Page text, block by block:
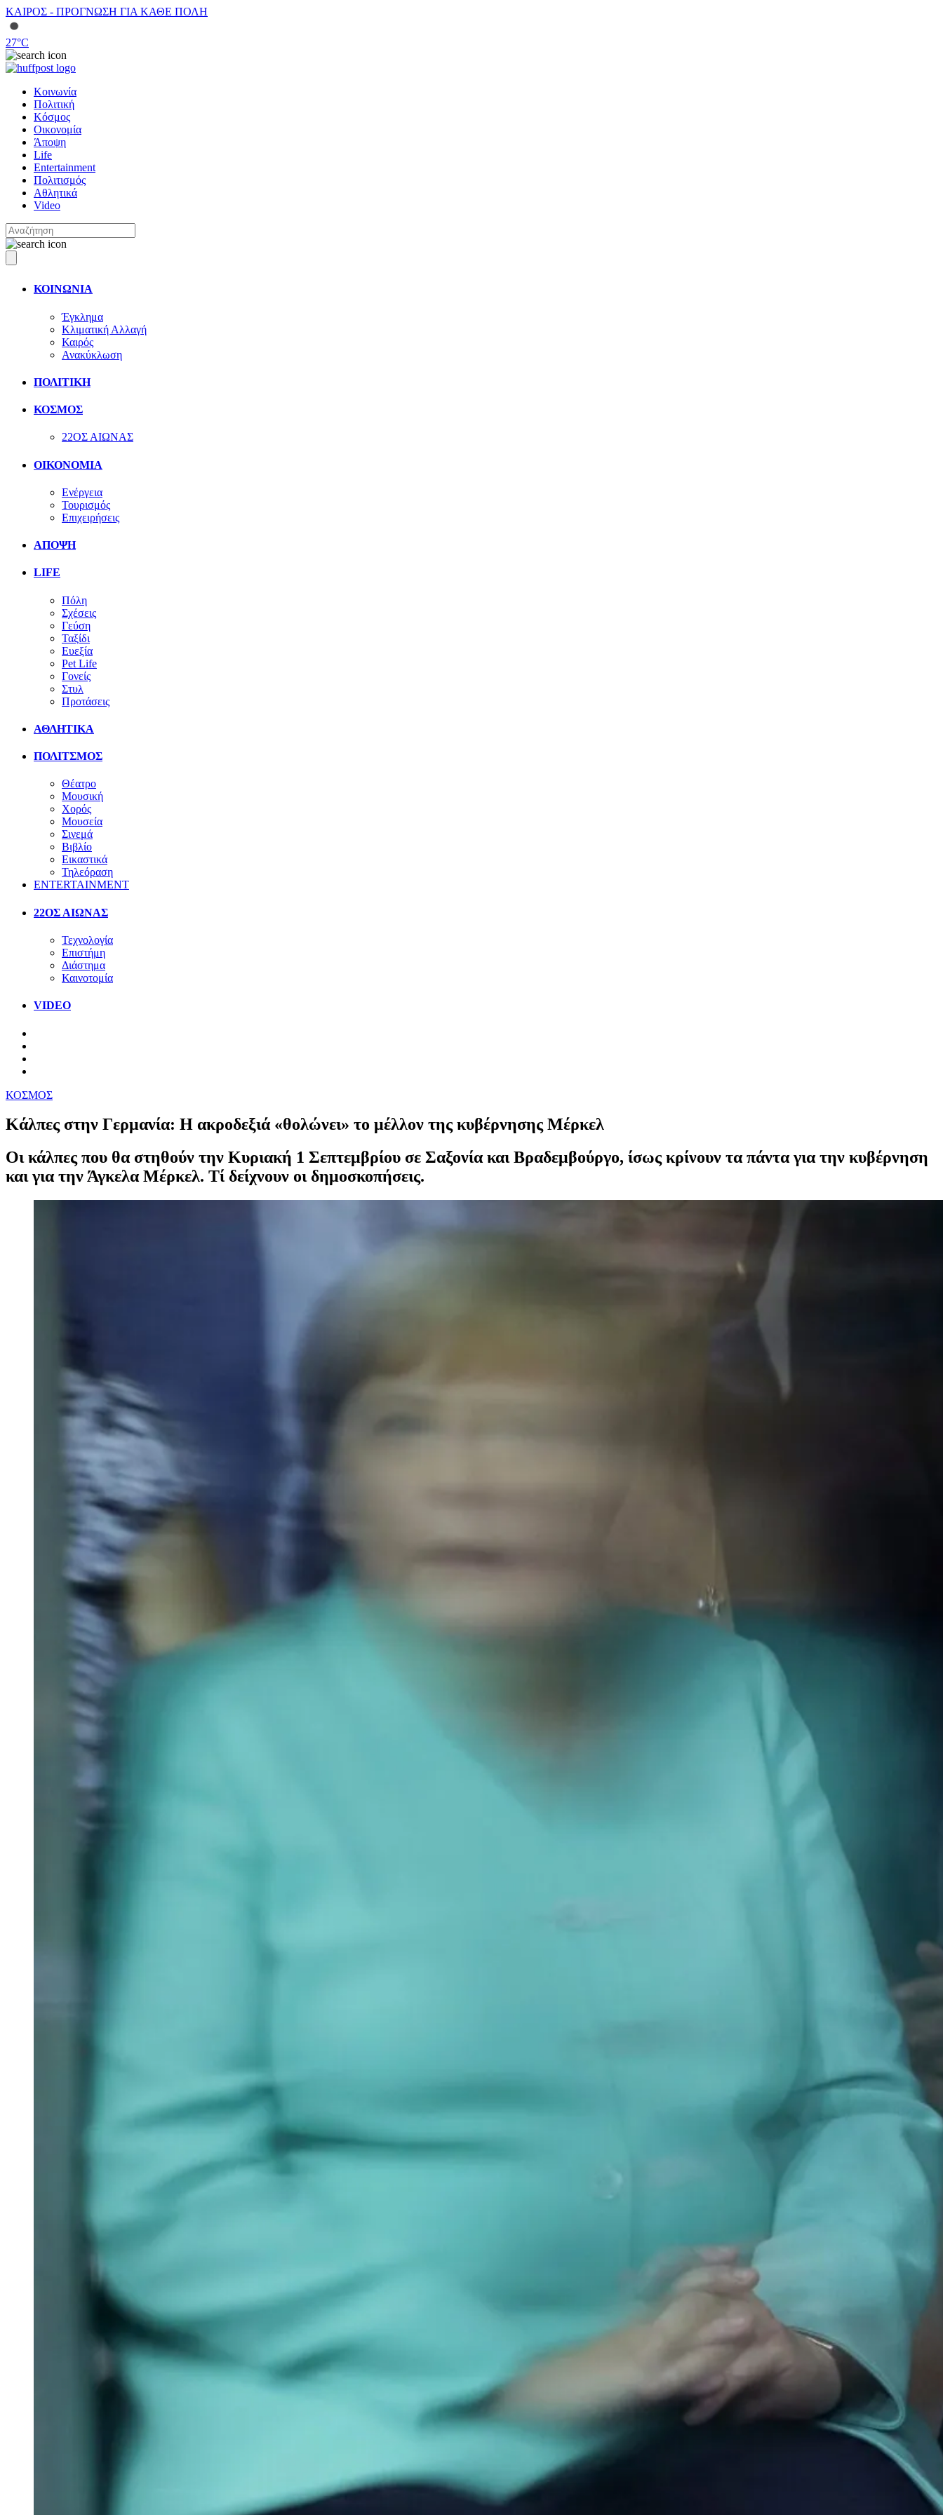
ΚΑΙΡΟΣ - ΠΡΟΓΝΩΣΗ ΓΙΑ ΚΑΘΕ ΠΟΛΗ
27°C
Κοινωνία
Πολιτική
Κόσμος
Οικονομία
Άποψη
Life
Entertainment
Πολιτισμός
Αθλητικά
Video
ΚΟΙΝΩΝΙΑ
Έγκλημα
Κλιματική Αλλαγή
Καιρός
Ανακύκλωση
ΠΟΛΙΤΙΚΗ
ΚΟΣΜΟΣ
22ΟΣ ΑΙΩΝΑΣ
ΟΙΚΟΝΟΜΙΑ
Ενέργεια
Τουρισμός
Επιχειρήσεις
ΑΠΟΨΗ
LIFE
Πόλη
Σχέσεις
Γεύση
Ταξίδι
Ευεξία
Pet Life
Γονείς
Στυλ
Προτάσεις
ΑΘΛΗΤΙΚΑ
ΠΟΛΙΤΣΜΟΣ
Θέατρο
Μουσική
Χορός
Μουσεία
Σινεμά
Βιβλίο
Εικαστικά
Τηλεόραση
ENTERTAINMENT
22ΟΣ ΑΙΩΝΑΣ
Τεχνολογία
Επιστήμη
Διάστημα
Καινοτομία
VIDEO
ΚΟΣΜΟΣ
Κάλπες στην Γερμανία: Η ακροδεξιά «θολώνει» το μέλλον της κυβέρνησης Μέρκελ
Oι κάλπες που θα στηθούν την Κυριακή 1 Σεπτεμβρίου σε Σαξονία και Βραδεμβούργο, ίσως κρίνουν τα πάντα για την κυβέρνηση
και για την Άγκελα Μέρκελ. Τί δείχνουν οι δημοσκοπήσεις.